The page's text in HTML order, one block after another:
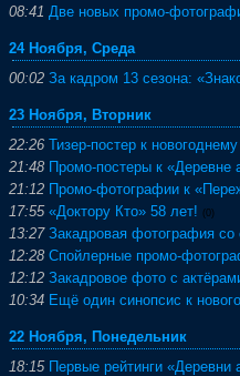
08:41 Две новых промо-
24 Ноября, Среда
00:02 За кадром 13 сезона:
23 Ноября, Вторник
22:26 Тизер-постер к
21:48 Промо-постеры к «Деревне
21:12 Промо-фотографии к
17:55 «Доктору Кто» 58 лет! (0)
13:27 Закадровая фотография со
12:28 Спойлерные промо-
12:12 Закадровое фото с
10:34 Ещё один синопсис к
22 Ноября, Понедельник
18:15 Первые рейтинги «Деревни